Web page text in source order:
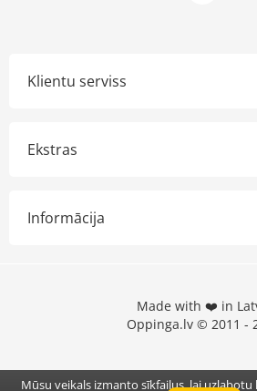
Klientu serviss
Ekstras
Informācija
Made with ❤️ in
Oppinga.lv © 2011 -
Mūsu veikals izmanto sīkfailus, lai